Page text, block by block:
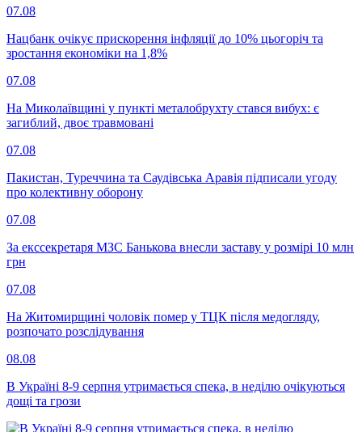
07.08
Нацбанк очікує прискорення інфляції до 10% цьогоріч та
зростання економіки на 1,8%
07.08
На Миколаївщині у пункті металобрухту стався вибух: є
загиблий, двоє травмовані
07.08
Пакистан, Туреччина та Саудівська Аравія підписали угоду
про колективну оборону
07.08
За екссекретаря МЗС Банькова внесли заставу у розмірі 10 млн
грн
07.08
На Житомирщині чоловік помер у ТЦК після медогляду,
розпочато розслідування
08.08
В Україні 8-9 серпня утримається спека, в неділю очікуються
дощі та грози